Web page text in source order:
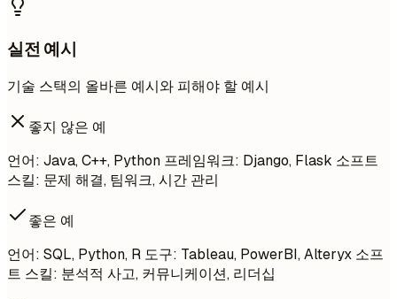
실전 예시
기술 스택의 올바른 예시와 피해야 할 예시
좋지 않은 예
언어: Java, C++, Python 프레임워크: Django, Flask 소프트
스킬: 문제 해결, 팀워크, 시간 관리
좋은 예
언어: SQL, Python, R 도구: Tableau, PowerBI, Alteryx 소프
트 스킬: 분석적 사고, 커뮤니케이션, 리더십